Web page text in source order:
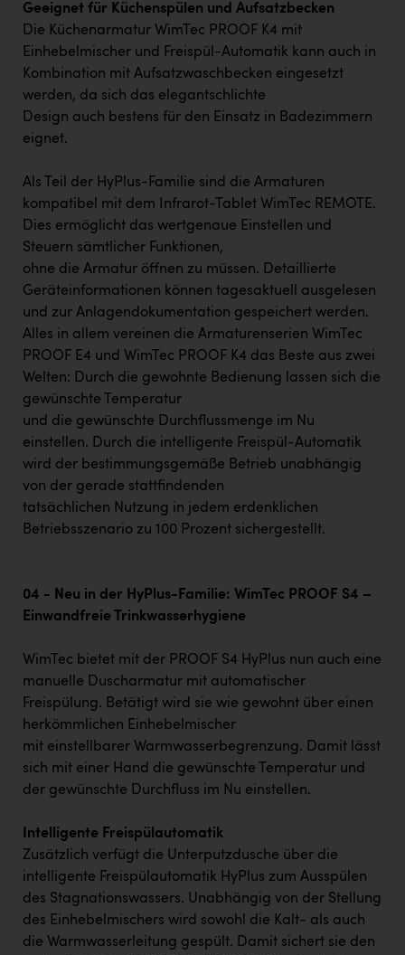
Geeignet für Küchenspülen und Aufsatzbecken
Die Küchenarmatur WimTec PROOF K4 mit
Einhebelmischer und Freispül-Automatik kann auch in
Kombination mit Aufsatzwaschbecken eingesetzt
werden, da sich das elegantschlichte
Design auch bestens für den Einsatz in Badezimmern
eignet.
Als Teil der HyPlus-Familie sind die Armaturen
kompatibel mit dem Infrarot-Tablet WimTec REMOTE.
Dies ermöglicht das wertgenaue Einstellen und
Steuern sämtlicher Funktionen,
ohne die Armatur öffnen zu müssen. Detaillierte
Geräteinformationen können tagesaktuell ausgelesen
und zur Anlagendokumentation gespeichert werden.
Alles in allem vereinen die Armaturenserien WimTec
PROOF E4 und WimTec PROOF K4 das Beste aus zwei
Welten: Durch die gewohnte Bedienung lassen sich die
gewünschte Temperatur
und die gewünschte Durchflussmenge im Nu
einstellen. Durch die intelligente Freispül-Automatik
wird der bestimmungsgemäße Betrieb unabhängig
von der gerade stattfindenden
tatsächlichen Nutzung in jedem erdenklichen
Betriebsszenario zu 100 Prozent sichergestellt.
04 - Neu in der HyPlus-Familie: WimTec PROOF S4 –
Einwandfreie Trinkwasserhygiene
WimTec bietet mit der PROOF S4 HyPlus nun auch eine
manuelle Duscharmatur mit automatischer
Freispülung. Betätigt wird sie wie gewohnt über einen
herkömmlichen Einhebelmischer
mit einstellbarer Warmwasserbegrenzung. Damit lässt
sich mit einer Hand die gewünschte Temperatur und
der gewünschte Durchfluss im Nu einstellen.
Intelligente Freispülautomatik
Zusätzlich verfügt die Unterputzdusche über die
intelligente Freispülautomatik HyPlus zum Ausspülen
des Stagnationswassers. Unabhängig von der Stellung
des Einhebelmischers wird sowohl die Kalt- als auch
die Warmwasserleitung gespült. Damit sichert sie den